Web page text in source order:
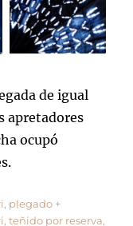
de igual
apretadores
ocupó
, plegado +
,teñido por reserva,